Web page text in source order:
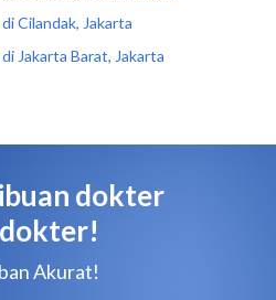
Cilandak, Jakarta
Jakarta Barat, Jakarta